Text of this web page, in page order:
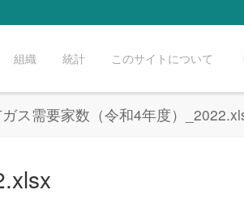
組織 統計 このサイトについて
ス需要家数（令和4年度）